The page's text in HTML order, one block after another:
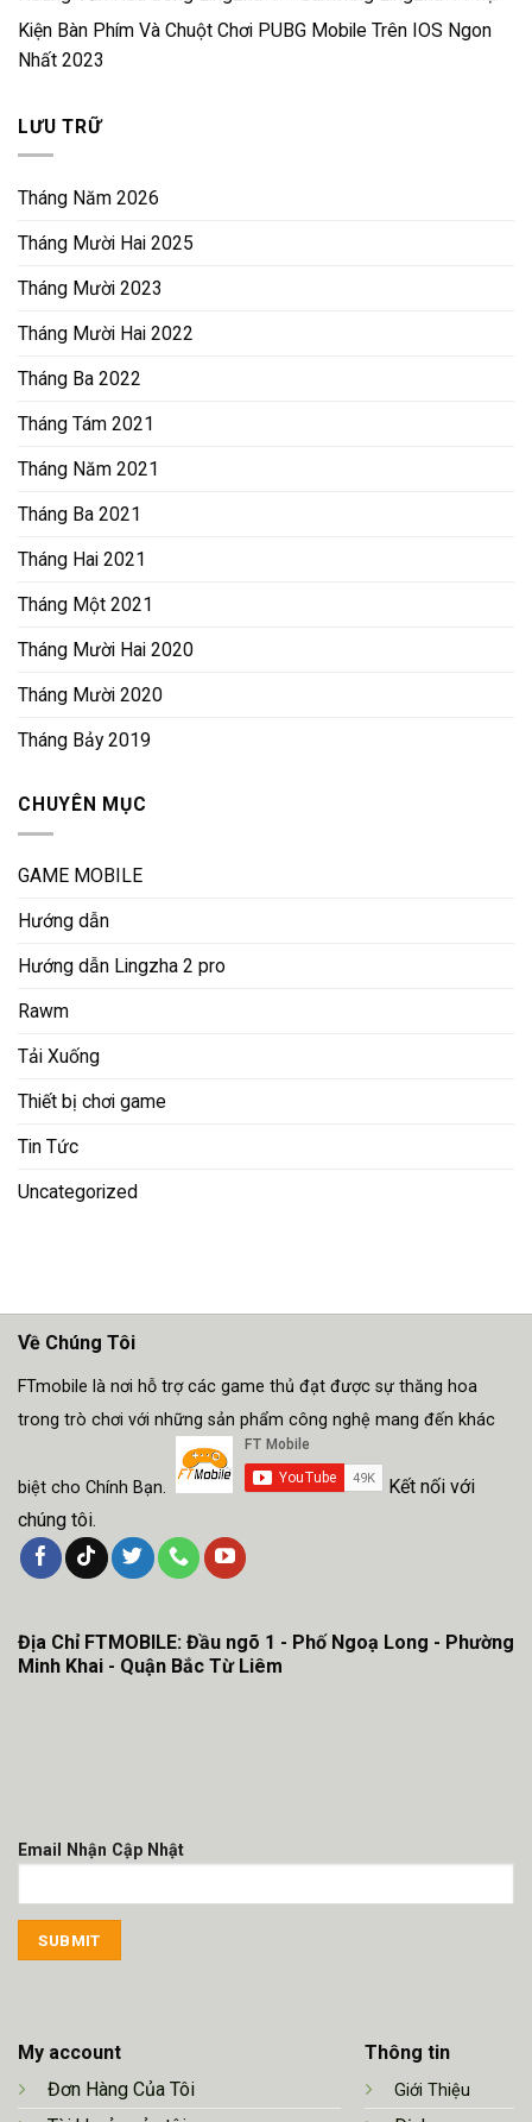
Kiện Bàn Phím Và Chuột Chơi PUBG Mobile Trên IOS Ngon
Nhất 2023
LƯU TRỮ
Tháng Năm 2026
Tháng Mười Hai 2025
Tháng Mười 2023
Tháng Mười Hai 2022
Tháng Ba 2022
Tháng Tám 2021
Tháng Năm 2021
Tháng Ba 2021
Tháng Hai 2021
Tháng Một 2021
Tháng Mười Hai 2020
Tháng Mười 2020
Tháng Bảy 2019
CHUYÊN MỤC
GAME MOBILE
Hướng dẫn
Hướng dẫn Lingzha 2 pro
Rawm
Tải Xuống
Thiết bị chơi game
Tin Tức
Uncategorized
Về Chúng Tôi
FTmobile là nơi hỗ trợ các game thủ đạt được sự thăng hoa
trong trò chơi với những sản phẩm công nghệ mang đến khác
biệt cho Chính Bạn.
Kết nối với
chúng tôi.
My account
Đơn Hàng Của Tôi
Thông tin
Giới Thiệu
Địa Chỉ FTMOBILE: Đầu ngõ 1 - Phố Ngoạ Long - Phường
Minh Khai - Quận Bắc Từ Liêm
Email Nhận Cập Nhật